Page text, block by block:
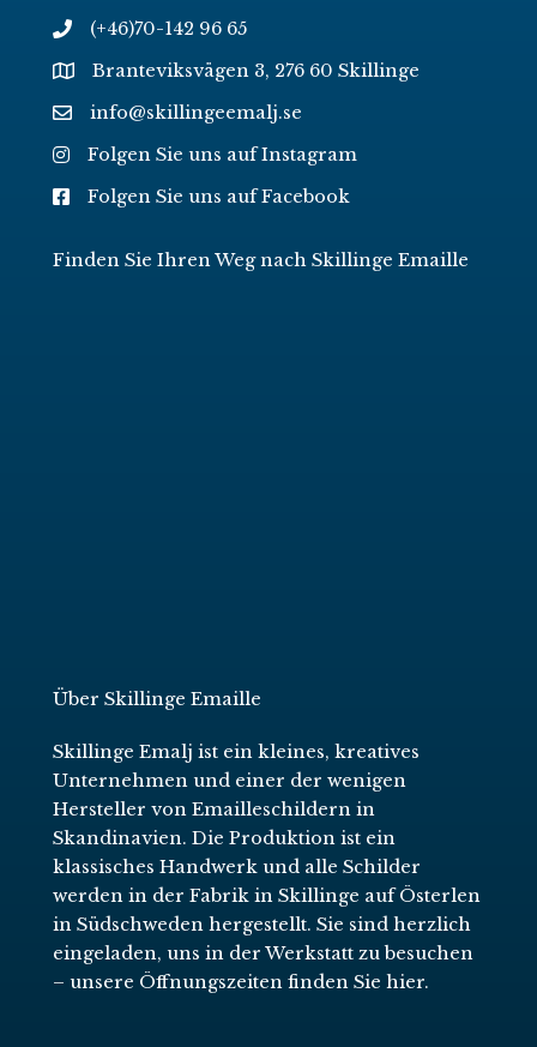
(+46)70-142 96 65
Branteviksvägen 3, 276 60 Skillinge
info@skillingeemalj.se
Folgen Sie uns auf Instagram
Folgen Sie uns auf Facebook
Finden Sie Ihren Weg nach Skillinge Emaille
Über Skillinge Emaille
Skillinge Emalj ist ein kleines, kreatives
Unternehmen und einer der wenigen
Hersteller von Emailleschildern in
Skandinavien. Die Produktion ist ein
klassisches Handwerk und alle Schilder
werden in der Fabrik in Skillinge auf Österlen
in Südschweden hergestellt. Sie sind herzlich
eingeladen, uns in der Werkstatt zu besuchen
– unsere Öffnungszeiten finden Sie hier.